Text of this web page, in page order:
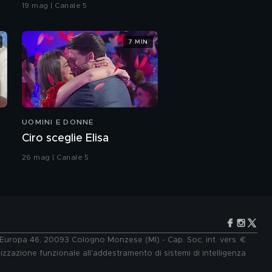
Romina Power e i suoi
nipoti
Romina Carrisi e
l'amore per Stefano
19 mag | Canale 5
UOMINI E DONNE
Ciro sceglie Elisa
26 mag | Canale 5
7 MIN
46, 20093 Cologno Monzese (MI) - Cap. Soc. int. vers. €
funzionale all'addestramento di sistemi di intelligenza